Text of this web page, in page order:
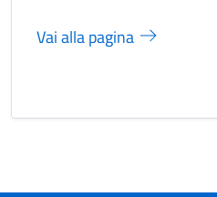
Vai alla pagina